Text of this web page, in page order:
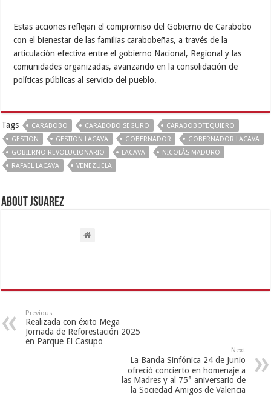
Estas acciones reflejan el compromiso del Gobierno de Carabobo
con el bienestar de las familias carabobeñas, a través de la
articulación efectiva entre el gobierno Nacional, Regional y las
comunidades organizadas, avanzando en la consolidación de
políticas públicas al servicio del pueblo.
Tags CARABOBO CARABOBO SEGURO
CARABOBOTEQUIERO
GESTION
GESTION LACAVA GOBERNADOR
GOBERNADOR LACAVA
GOBIERNO REVOLUCIONARIO
LACAVA
NICOLÁS MADURO
RAFAEL LACAVA
VENEZUELA
About Jsuarez
Previous
Realizada con éxito Mega
Jornada de Reforestación 2025
en Parque El Casupo
Next
La Banda Sinfónica 24 de Junio
ofreció concierto en homenaje a
las Madres y al 75° aniversario de
la Sociedad Amigos de Valencia